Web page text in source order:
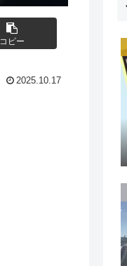
コピー
2025.10.17